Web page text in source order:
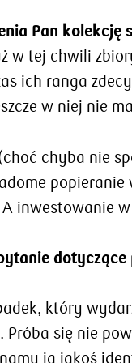
Pan kolekcję
w tej chwili
ich ranga
w niej nie
chyba nie
popieranie
inwestowanie
który
się nie
ją jakoś